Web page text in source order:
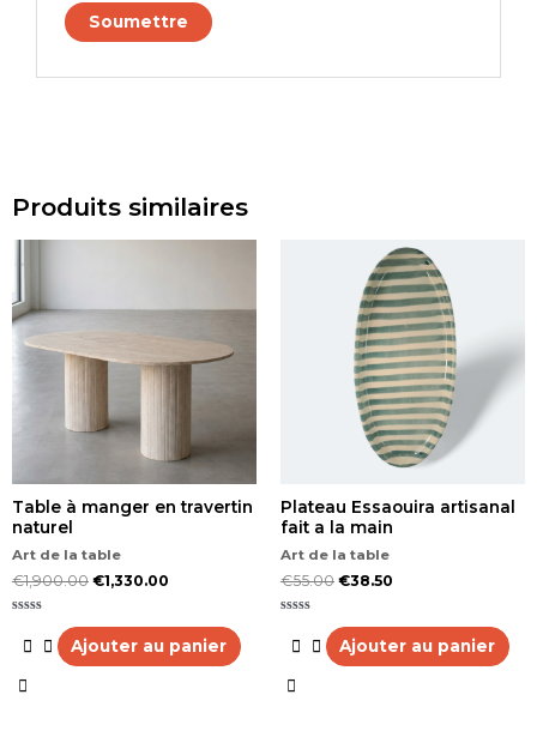
Produits similaires
Table à manger en travertin
naturel
Art de la table
€1,900.00 €1,330.00
sur
Ajouter au panier
Plateau Essaouira artisanal
fait a la main
Art de la table
€55.00 €38.50
sur
Ajouter au panier